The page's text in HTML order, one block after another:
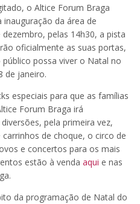
o Altice Forum Braga
da área de
pelas 14h30, a pista
oficialmente as suas portas,
possa viver o Natal no
de janeiro.
especiais para que as famílias
Forum Braga irá
pela primeira vez,
de choque, o circo de
e concertos para os mais
estão à venda aqui e nas
da programação de Natal do